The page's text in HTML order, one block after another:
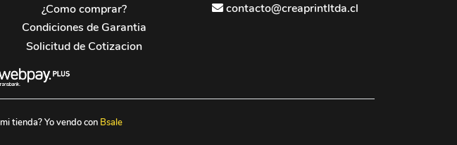
¿Como comprar?
Condiciones de Garantia
Solicitud de Cotizacion
contacto@creaprintltda.cl
tienda? Yo vendo con Bsale